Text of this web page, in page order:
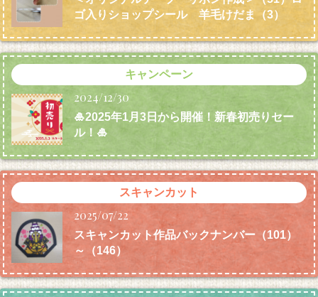
ゴ入りショップシール 羊毛けだま （3）
キャンペーン
2024/12/30
🎍2025年1月3日から開催！新春初売りセー
ル！🎍
スキャンカット
2025/07/22
スキャンカット作品バックナンバー（101）
～（146）